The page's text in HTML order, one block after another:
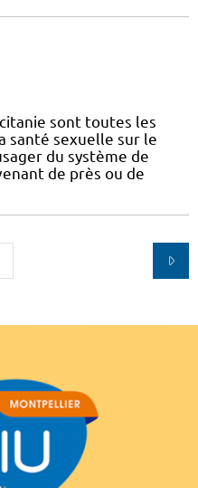
sont toutes les
santé sexuelle sur le
du système de
de près ou de